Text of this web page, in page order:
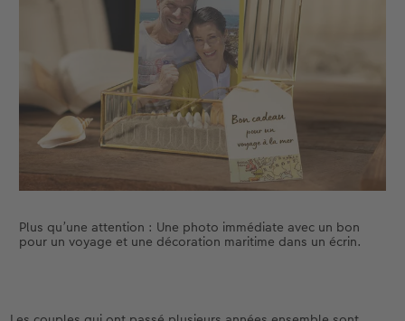
Plus qu’une attention : Une photo immédiate avec un bon
pour un voyage et une décoration maritime dans un écrin.